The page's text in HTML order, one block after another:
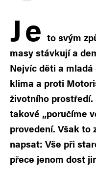
Je to svým
masy stávkují a
Nejvíc děti a
klima a proti
životního
takové „poručíme
provedení. Však to
napsat: Vše při
přece jenom dost